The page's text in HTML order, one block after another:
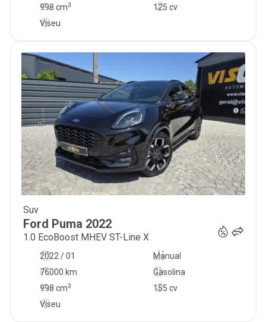
125 cv
998 cm3
Viseu
Suv
Ford Puma 2022
1.0 EcoBoost MHEV ST-Line X
2022 / 01
Manual
76000 km
155 cv
Gasolina
998 cm3
Viseu